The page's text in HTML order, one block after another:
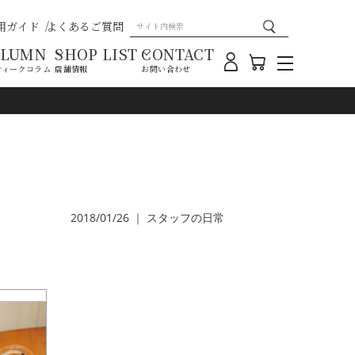
ガイド よくあるご質問
ークコラム
SHOP LIST
店舗情報
CONTACT
お問い合わせ
2018/01/26 ｜ スタッフの日常